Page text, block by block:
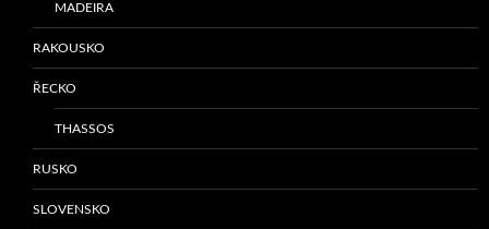
MADEIRA
RAKOUSKO
ŘECKO
THASSOS
RUSKO
SLOVENSKO